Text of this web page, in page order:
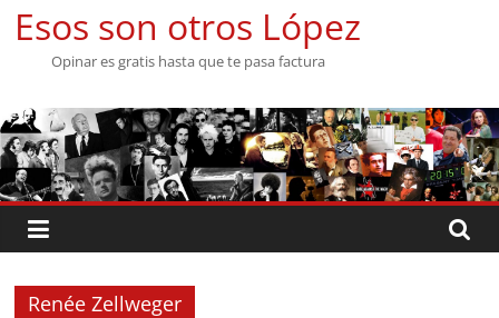
Saltar
contenido
Esos son otros López
Opinar es gratis hasta que te pasa factura
Renée Zellweger